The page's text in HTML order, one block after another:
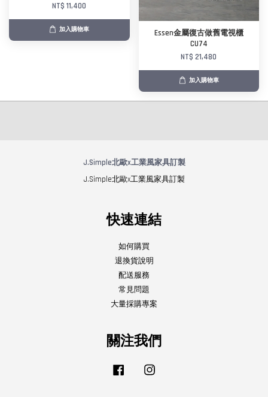
NT$ 11,400
加入購物車
Essen金屬復古做舊電視櫃
CU74
NT$ 21,480
加入購物車
J.Simple北歐x工業風家具訂製
J.Simple北歐x工業風家具訂製
快速連結
如何購買
退換貨說明
配送服務
常見問題
大量採購專案
關注我們
Facebook